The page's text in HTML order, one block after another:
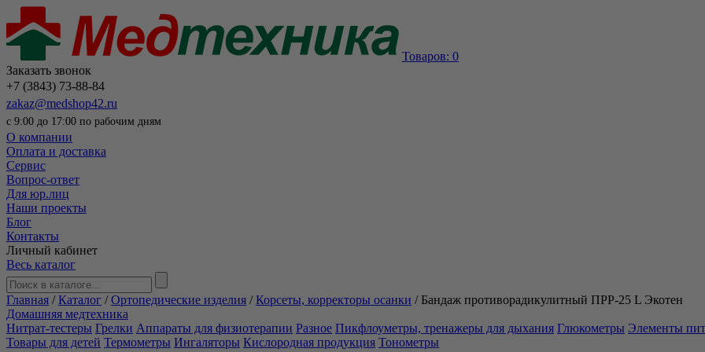
Товаров: 0
Заказать звонок
+7 (3843) 73-88-84
zakaz@medshop42.ru
с 9:00 до 17:00 по рабочим дням
О компании
Оплата и доставка
Сервис
Вопрос-ответ
Для юр.лиц
Наши проекты
Блог
Контакты
Личный кабинет
Весь каталог
Главная /Каталог /Ортопедические изделия /Корсеты, корректоры осанки / Бандаж противорадикулитный ПРР-25 L Экотен
Домашняя медтехника
Нитрат-тестеры Грелки Аппараты для физиотерапии Разное Пикфлоуметры, тренажеры для дыхания Глюкометры Элементы
Товары для детей Термометры Ингаляторы Кислородная продукция Тонометры